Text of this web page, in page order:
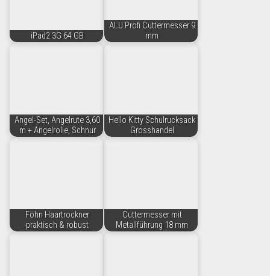
iPad2 3G 64 GB
ALU Profi Cuttermesser 9
mm
Angel-Set, Angelrute 3,60
m + Angelrolle, Schnur
Hello Kitty Schulrucksack
Grosshandel
Föhn Haartrockner
praktisch & robust
Cuttermesser mit
Metallführung 18 mm